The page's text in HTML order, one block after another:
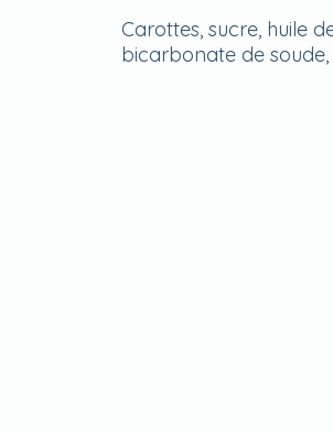
Carottes, sucre, huile
bicarbonate de